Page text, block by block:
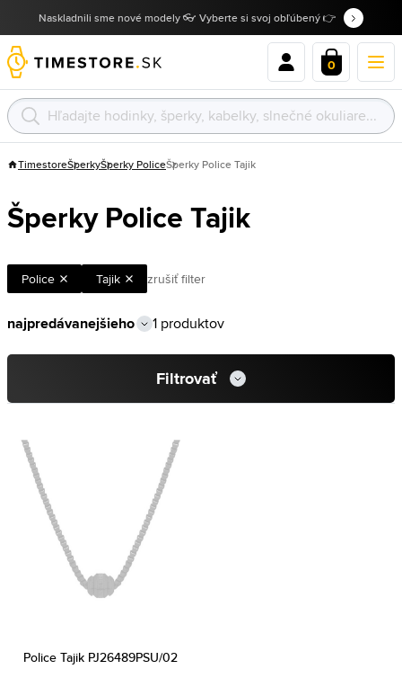
Naskladnili sme nové modely 👓 Vyberte si svoj obľúbený 👉
0
TimestoreŠperkyŠperky PoliceŠperky Police Tajik
Šperky Police Tajik
Police Tajik zrušiť filter
1 produktov
Filtrovať
Police Tajik PJ26489PSU/02